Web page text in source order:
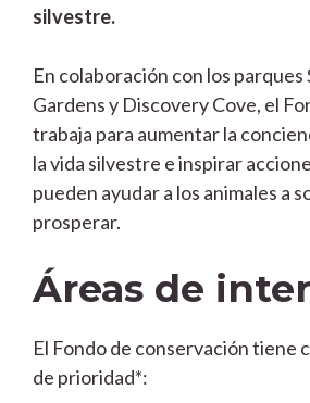
silvestre.
En colaboración con los parques
Gardens y Discovery Cove, el
trabaja para aumentar la
la vida silvestre e inspirar
pueden ayudar a los animales a
prosperar.
Áreas de
El Fondo de conservación tiene
de prioridad*: